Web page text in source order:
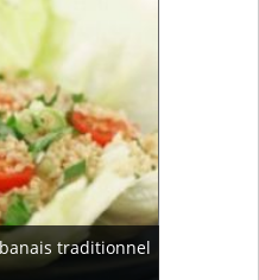
traditionnel